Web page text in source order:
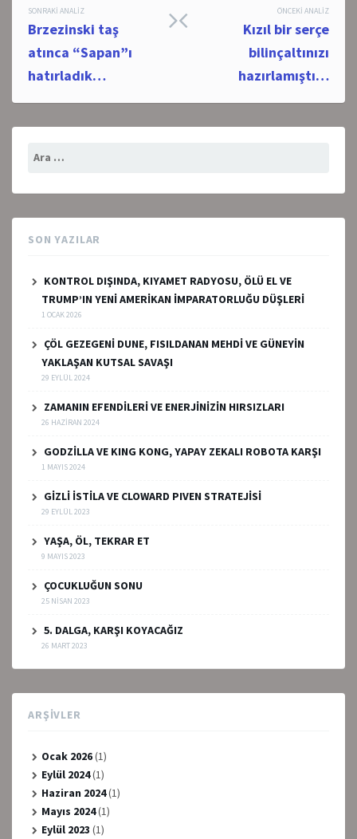
Post
navigation
ÖNCEKI ANALIZ
Kızıl bir serçe
bilinçaltınızı
hazırlamıştı…
SONRAKI ANALIZ
Brzezinski taş
atınca “Sapan”ı
hatırladık…
Arama:
SON YAZILAR
KONTROL DIŞINDA, KIYAMET RADYOSU, ÖLÜ EL VE
TRUMP’IN YENİ AMERİKAN İMPARATORLUĞU DÜŞLERİ
1 OCAK 2026
ÇÖL GEZEGENİ DUNE, FISILDANAN MEHDİ VE GÜNEYİN
YAKLAŞAN KUTSAL SAVAŞI
29 EYLÜL 2024
ZAMANIN EFENDİLERİ VE ENERJİNİZİN HIRSIZLARI
26 HAZIRAN 2024
GODZİLLA VE KING KONG, YAPAY ZEKALI ROBOTA KARŞI
1 MAYIS 2024
GİZLİ İSTİLA VE CLOWARD PIVEN STRATEJİSİ
29 EYLÜL 2023
YAŞA, ÖL, TEKRAR ET
9 MAYIS 2023
ÇOCUKLUĞUN SONU
25 NISAN 2023
5. DALGA, KARŞI KOYACAĞIZ
26 MART 2023
ARŞIVLER
Ocak 2026(1)
Eylül 2024(1)
Haziran 2024(1)
Mayıs 2024(1)
Eylül 2023 (1)